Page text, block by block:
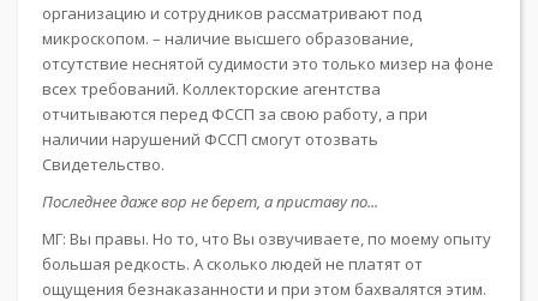
организацию и сотрудников рассматривают под
микроскопом. – наличие высшего образование,
отсутствие неснятой судимости это только мизер на фоне
всех требований. Коллекторские агентства
отчитываются перед ФССП за свою работу, а при
наличии нарушений ФССП смогут отозвать
Свидетельство.
Последнее даже вор не берет, а приставу по...
МГ: Вы правы. Но то, что Вы озвучиваете, по моему опыту
большая редкость. А сколько людей не платят от
ощущения безнаказанности и при этом бахвалятся этим.